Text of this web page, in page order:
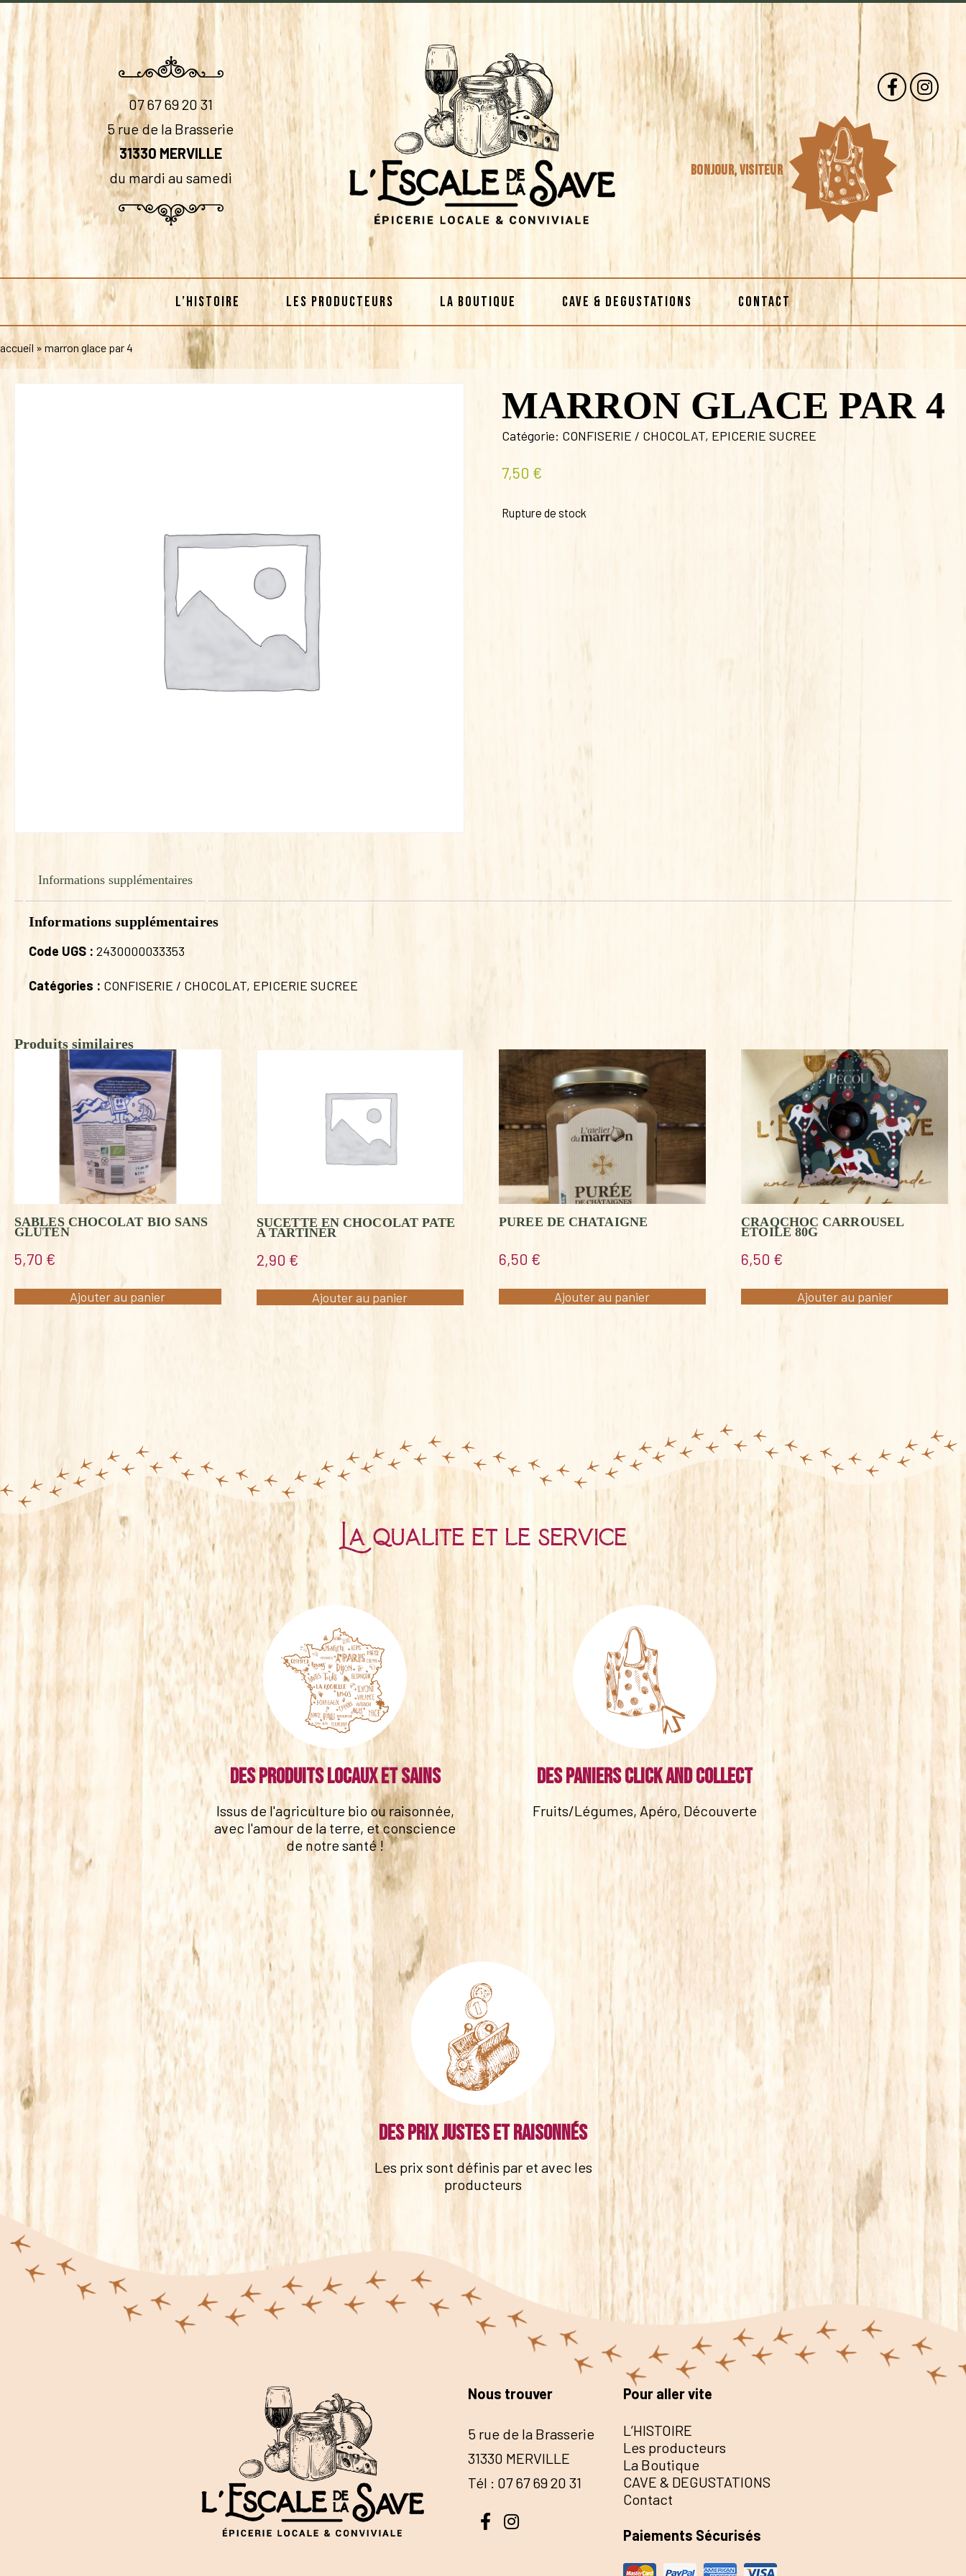
07 67 69 20 31
5 rue de la Brasserie
31330 MERVILLE
du mardi au samedi
Bonjour,visiteur
L’HISTOIRE LES PRODUCTEURS LA BOUTIQUE CAVE & DEGUSTATIONS CONTACT
accueil »marron glace par 4
MARRON GLACE PAR 4
Catégorie: CONFISERIE / CHOCOLAT, EPICERIE SUCREE
7,50 €
Rupture de stock
Informations supplémentaires
Informations supplémentaires
Code UGS : 2430000033353
Catégories : CONFISERIE / CHOCOLAT, EPICERIE SUCREE
Produits similaires
SABLES CHOCOLAT BIO SANS
GLUTEN
5,70 €
Ajouter au panier
SUCETTE EN CHOCOLAT PATE
A TARTINER
2,90 €
Ajouter au panier
PUREE DE CHATAIGNE
6,50 €
Ajouter au panier
CRAQCHOC CARROUSEL
ETOILE 80G
6,50 €
Ajouter au panier
La qualité et le service
Des produits locaux et sains
Issus de l'agriculture bio ou raisonnée,
avec l'amour de la terre, et conscience
de notre santé !
Des paniers click and collect
Fruits/Légumes, Apéro, Découverte
Des prix justes et raisonnés
Les prix sont définis par et avec les
producteurs
Nous trouver
5 rue de la Brasserie
31330 MERVILLE
Tél : 07 67 69 20 31
Pour aller vite
L’HISTOIRE
Les producteurs
La Boutique
CAVE & DEGUSTATIONS
Contact
Paiements Sécurisés